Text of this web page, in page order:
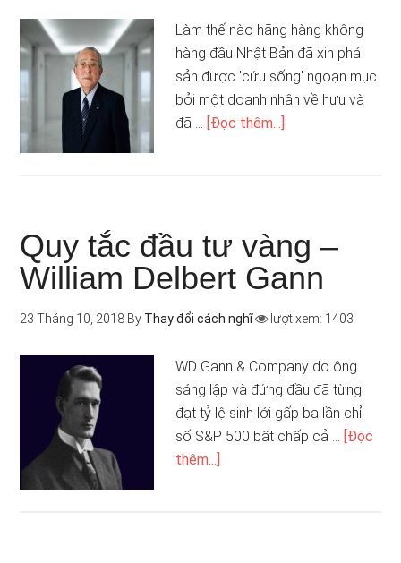
Làm thế nào hãng hàng không
hàng đầu Nhật Bản đã xin phá
sản được 'cứu sống' ngoạn mục
bởi một doanh nhân về hưu và
đã … [Đọc thêm...]
Quy tắc đầu tư vàng –
William Delbert Gann
23 Tháng 10, 2018 By Thay đổi cách nghĩ lượt xem: 1403
WD Gann & Company do ông
sáng lập và đứng đầu đã từng
đạt tỷ lệ sinh lới gấp ba lần chỉ
số S&P 500 bất chấp cả … [Đọc
thêm...]